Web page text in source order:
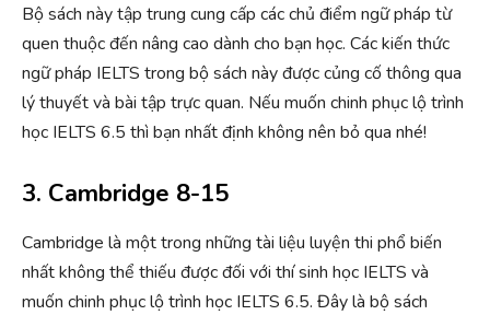
Bộ sách này tập trung cung cấp các chủ điểm ngữ pháp từ
quen thuộc đến nâng cao dành cho bạn học. Các kiến thức
ngữ pháp IELTS trong bộ sách này được củng cố thông qua
lý thuyết và bài tập trực quan. Nếu muốn chinh phục lộ trình
học IELTS 6.5 thì bạn nhất định không nên bỏ qua nhé!
3. Cambridge 8-15
Cambridge là một trong những tài liệu luyện thi phổ biến
nhất không thể thiếu được đối với thí sinh học IELTS và
muốn chinh phục lộ trình học IELTS 6.5. Đây là bộ sách